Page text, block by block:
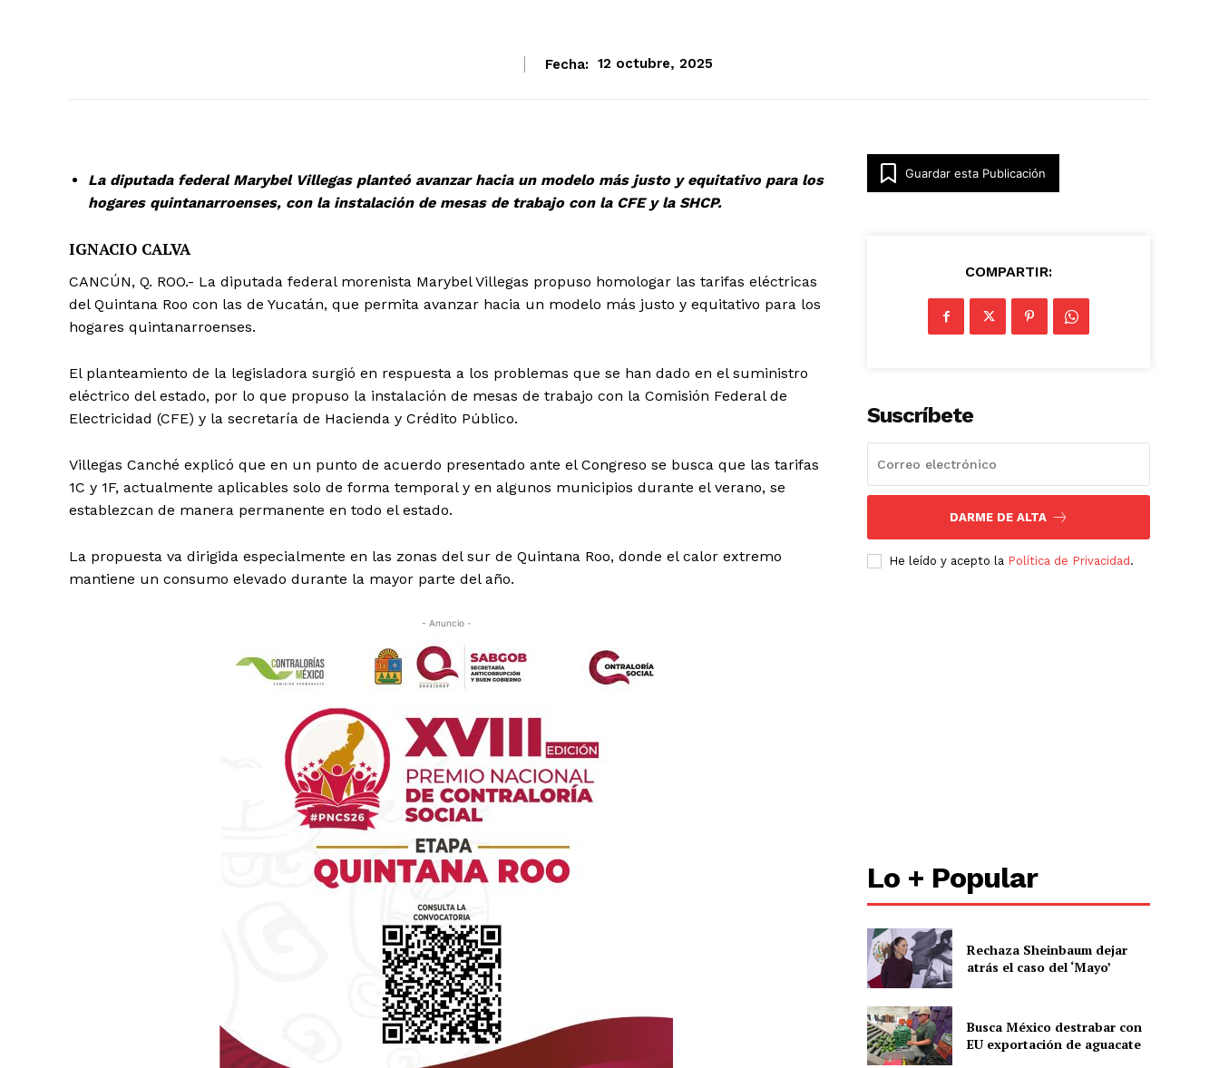
Del Siglo
SUSCRÍBETE AHORA
Empresa
Políticas del Sitio
Fecha: 12 octubre, 2025
La diputada federal Marybel Villegas planteó avanzar hacia un modelo más justo y equitativo para los
hogares quintanarroenses, con la instalación de mesas de trabajo con la CFE y la SHCP.
IGNACIO CALVA
CANCÚN, Q. ROO.- La diputada federal morenista Marybel Villegas propuso homologar las tarifas eléctricas
del Quintana Roo con las de Yucatán, que permita avanzar hacia un modelo más justo y equitativo para los
hogares quintanarroenses.
El planteamiento de la legisladora surgió en respuesta a los problemas que se han dado en el suministro
eléctrico del estado, por lo que propuso la instalación de mesas de trabajo con la Comisión Federal de
Electricidad (CFE) y la secretaría de Hacienda y Crédito Público.
Villegas Canché explicó que en un punto de acuerdo presentado ante el Congreso se busca que las tarifas
1C y 1F, actualmente aplicables solo de forma temporal y en algunos municipios durante el verano, se
establezcan de manera permanente en todo el estado.
La propuesta va dirigida especialmente en las zonas del sur de Quintana Roo, donde el calor extremo
mantiene un consumo elevado durante la mayor parte del año.
- Anuncio -
Guardar esta Publicación
COMPARTIR:
Suscríbete
DARME DE ALTA
He leído y acepto la Política de Privacidad .
Lo + Popular
Rechaza Sheinbaum dejar
atrás el caso del ‘Mayo’
Busca México destrabar con
EU exportación de aguacate